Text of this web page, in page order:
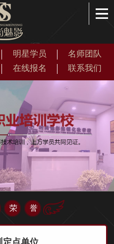
明星学员
名师团队
在线报名 联系我们
荣誉
定点单位